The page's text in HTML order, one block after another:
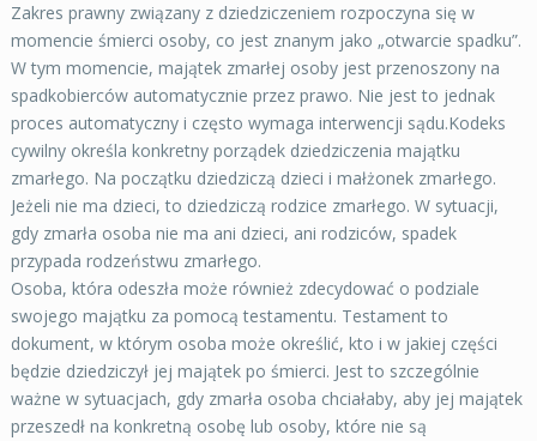
Zakres prawny związany z dziedziczeniem rozpoczyna się w
momencie śmierci osoby, co jest znanym jako „otwarcie spadku”.
W tym momencie, majątek zmarłej osoby jest przenoszony na
spadkobierców automatycznie przez prawo. Nie jest to jednak
proces automatyczny i często wymaga interwencji sądu.Kodeks
cywilny określa konkretny porządek dziedziczenia majątku
zmarłego. Na początku dziedziczą dzieci i małżonek zmarłego.
Jeżeli nie ma dzieci, to dziedziczą rodzice zmarłego. W sytuacji,
gdy zmarła osoba nie ma ani dzieci, ani rodziców, spadek
przypada rodzeństwu zmarłego.
Osoba, która odeszła może również zdecydować o podziale
swojego majątku za pomocą testamentu. Testament to
dokument, w którym osoba może określić, kto i w jakiej części
będzie dziedziczył jej majątek po śmierci. Jest to szczególnie
ważne w sytuacjach, gdy zmarła osoba chciałaby, aby jej majątek
przeszedł na konkretną osobę lub osoby, które nie są